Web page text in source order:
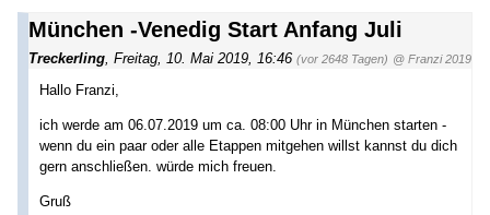
München -Venedig Start Anfang Juli
Treckerling Freitag, 10. Mai 2019, 16:46 (vor 2648 Tagen) @ Franzi 2019
Hallo Franzi,
ich werde am 06.07.2019 um ca. 08:00 Uhr in München starten -
wenn du ein paar oder alle Etappen mitgehen willst kannst du dich
gern anschließen. würde mich freuen.
Gruß